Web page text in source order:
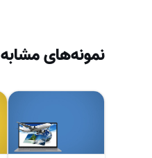
نمونه‌های مشابه